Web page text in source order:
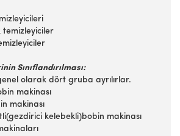
temizleyiciler
Sınıflandırılması:
olarak dört gruba ayrılırlar.
makinası
makinası
kelebekli)bobin makinası